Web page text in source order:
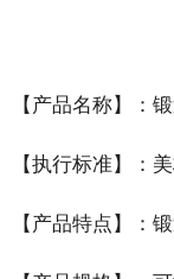
【产品名称】 ：
【执行标准】 ：
【产品特点】 ：